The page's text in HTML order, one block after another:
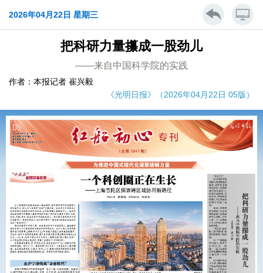
2026年04月22日 星期三
把科研力量攥成一股劲儿
——来自中国科学院的实践
作者：本报记者 崔兴毅
《光明日报》（2026年04月22日 05版）